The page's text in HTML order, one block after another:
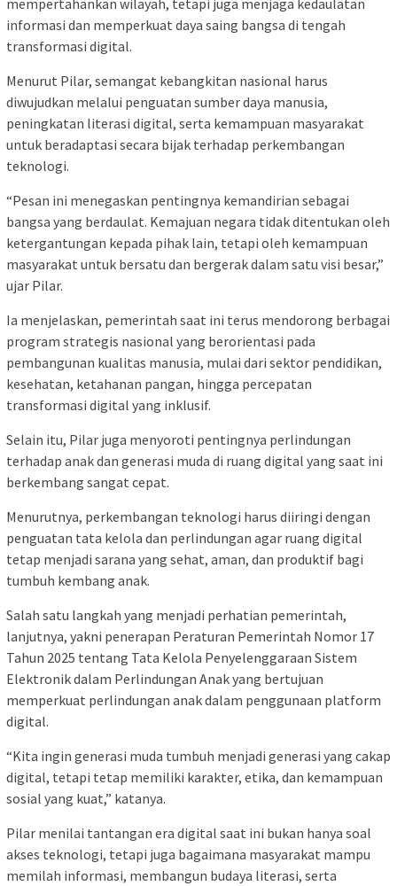
informasi dan memperkuat daya saing bangsa di tengah
transformasi digital.
Menurut Pilar, semangat kebangkitan nasional harus
diwujudkan melalui penguatan sumber daya manusia,
peningkatan literasi digital, serta kemampuan masyarakat
untuk beradaptasi secara bijak terhadap perkembangan
teknologi.
“Pesan ini menegaskan pentingnya kemandirian sebagai
bangsa yang berdaulat. Kemajuan negara tidak ditentukan oleh
ketergantungan kepada pihak lain, tetapi oleh kemampuan
masyarakat untuk bersatu dan bergerak dalam satu visi besar,”
ujar Pilar.
Ia menjelaskan, pemerintah saat ini terus mendorong berbagai
program strategis nasional yang berorientasi pada
pembangunan kualitas manusia, mulai dari sektor pendidikan,
kesehatan, ketahanan pangan, hingga percepatan
transformasi digital yang inklusif.
Selain itu, Pilar juga menyoroti pentingnya perlindungan
terhadap anak dan generasi muda di ruang digital yang saat ini
berkembang sangat cepat.
Menurutnya, perkembangan teknologi harus diiringi dengan
penguatan tata kelola dan perlindungan agar ruang digital
tetap menjadi sarana yang sehat, aman, dan produktif bagi
tumbuh kembang anak.
Salah satu langkah yang menjadi perhatian pemerintah,
lanjutnya, yakni penerapan Peraturan Pemerintah Nomor 17
Tahun 2025 tentang Tata Kelola Penyelenggaraan Sistem
Elektronik dalam Perlindungan Anak yang bertujuan
memperkuat perlindungan anak dalam penggunaan platform
digital.
“Kita ingin generasi muda tumbuh menjadi generasi yang cakap
digital, tetapi tetap memiliki karakter, etika, dan kemampuan
sosial yang kuat,” katanya.
Pilar menilai tantangan era digital saat ini bukan hanya soal
akses teknologi, tetapi juga bagaimana masyarakat mampu
memilah informasi, membangun budaya literasi, serta